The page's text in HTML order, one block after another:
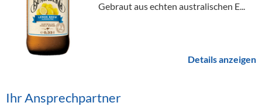
Gebraut aus echten australischen E...
Details anzeigen
Ihr Ansprechpartner